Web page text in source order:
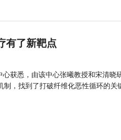
有了新靶点
获悉，由该中心张曦教授和宋清晓
，找到了打破纤维化恶性循环的关